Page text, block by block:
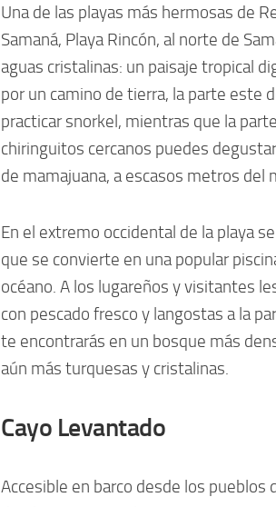
Una de las playas más hermosas de
Samaná, Playa Rincón, al norte de
aguas cristalinas: un paisaje tropical
por un camino de tierra, la parte este
practicar snorkel, mientras que la
chiringuitos cercanos puedes
de mamajuana, a escasos metros del
En el extremo occidental de la playa
que se convierte en una popular
océano. A los lugareños y visitantes
con pescado fresco y langostas a la
te encontrarás en un bosque más
aún más turquesas y cristalinas.
Cayo Levantado
Accesible en barco desde los pueblos